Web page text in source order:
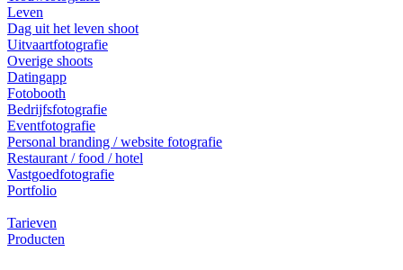
Leven
Dag uit het leven shoot
Uitvaartfotografie
Overige shoots
Datingapp
Fotobooth
Bedrijfsfotografie
Eventfotografie
Personal branding / website fotografie
Restaurant / food / hotel
Vastgoedfotografie
Portfolio
Tarieven
Producten